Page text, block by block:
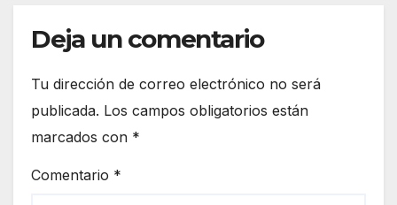
Deja un comentario
Tu dirección de correo electrónico no será
publicada. Los campos obligatorios están
marcados con *
Comentario *